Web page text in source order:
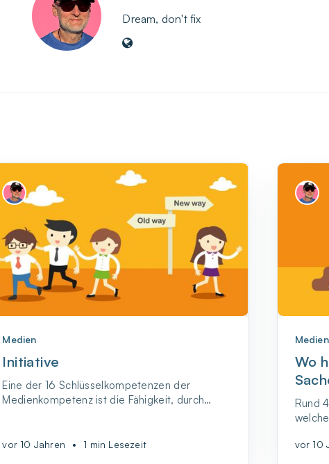
Dream, don't fix
Medien
Initiative
Eine der 16 Schlüsselkompetenzen der
Medienkompetenz ist die Fähigkeit, durch
zu beschreiten.
vor 10 Jahren • 1 min Lesezeit
Medien
Wo
Rund
vor 10